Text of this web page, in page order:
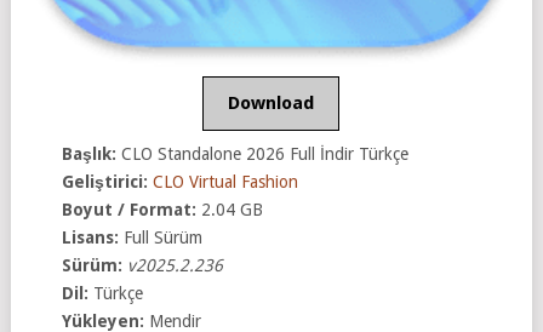
Download
Başlık: CLO Standalone 2026 Full İndir Türkçe
Geliştirici: CLO Virtual Fashion
Boyut / Format: 2.04 GB
Lisans: Full Sürüm
Sürüm: v2025.2.236
Dil: Türkçe
Yükleyen: Mendir